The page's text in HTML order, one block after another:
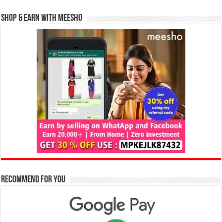
Shop & Earn with Meesho
Recommend for You